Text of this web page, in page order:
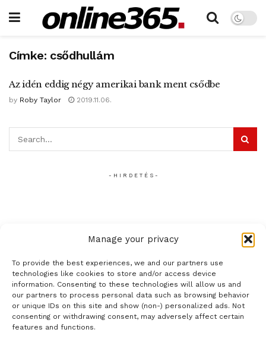
Manage your privacy
To provide the best experiences, we and our partners use
technologies like cookies to store and/or access device
information. Consenting to these technologies will allow us and
our partners to process personal data such as browsing behavior
or unique IDs on this site and show (non-) personalized ads. Not
consenting or withdrawing consent, may adversely affect certain
features and functions.
Címke: csődhullám
Az idén eddig négy amerikai bank ment csődbe
by Roby Taylor 2019.11.06.
- H I R D E T É S -